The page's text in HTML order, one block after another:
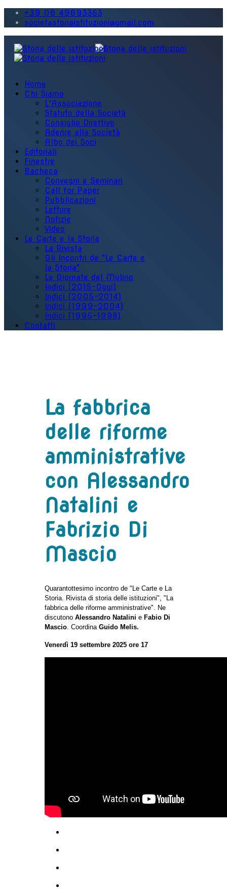
+39 06 49693353
societastoriaistituzioni@gmail.com
Home
Chi Siamo
L'Associazione
Statuto della Società
Consiglio Direttivo
Aderire alla Società
Albo dei Soci
Editoriali
Finestre
Bacheca
Convegni e Seminari
Call for Paper
Pubblicazioni
Letture
Notizie
Video
Le Carte e la Storia
La Rivista
Gli Incontri de "Le Carte e
la Storia"
Le Giornate del Mulino
Indici (2015-Oggi)
Indici (2005-2014)
Indici (1999-2004)
Indici (1995-1998)
Contatti
La fabbrica
delle riforme
amministrative
con Alessandro
Natalini e
Fabrizio Di
Mascio
Quarantottesimo incontro de "Le Carte e La
Storia. Rivista di storia delle istituzioni", "La
fabbrica delle riforme amministrative". Ne
discutono Alessandro Natalini e Fabio Di
Mascio. Coordina Guido Melis.
Venerdì 19 settembre 2025 ore 17